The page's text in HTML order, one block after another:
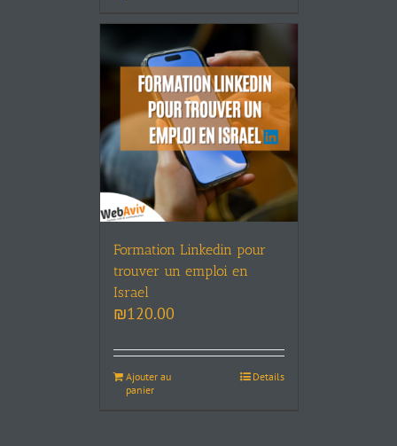
Formation Linkedin pour
trouver un emploi en
Israel
₪120.00
Ajouter au
panier
Details